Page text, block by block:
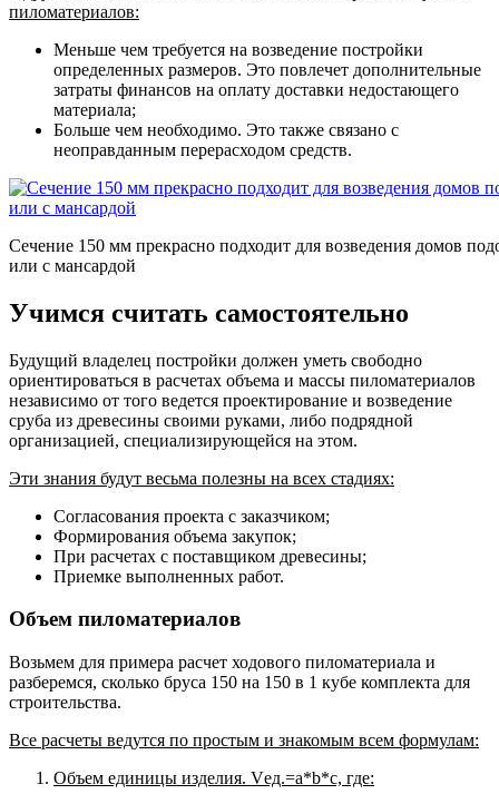
пиломатериалов:
Меньше чем требуется на возведение постройки
определенных размеров. Это повлечет дополнительные
затраты финансов на оплату доставки недостающего
материала;
Больше чем необходимо. Это также связано с
неоправданным перерасходом средств.
Сечение 150 мм прекрасно подходит для возведения домов
или с мансардой
Учимся считать самостоятельно
Будущий владелец постройки должен уметь свободно
ориентироваться в расчетах объема и массы пиломатериалов
независимо от того ведется проектирование и возведение
сруба из древесины своими руками, либо подрядной
организацией, специализирующейся на этом.
Эти знания будут весьма полезны на всех стадиях:
Согласования проекта с заказчиком;
Формирования объема закупок;
При расчетах с поставщиком древесины;
Приемке выполненных работ.
Объем пиломатериалов
Возьмем для примера расчет ходового пиломатериала и
разберемся, сколько бруса 150 на 150 в 1 кубе комплекта для
строительства.
Все расчеты ведутся по простым и знакомым всем формулам:
Объем единицы изделия. Vед.=a*b*c, где: